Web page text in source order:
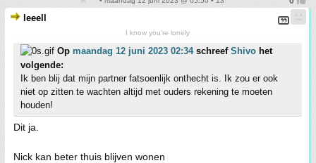
leeell
I know you're lonely
Op maandag 12 juni 2023 02:34schreef Shivo het
volgende:
Ik ben blij dat mijn partner fatsoenlijk onthecht is. Ik zou er ook
niet op zitten te wachten altijd met ouders rekening te moeten
houden!
Dit ja.
Nick kan beter thuis blijven wonen